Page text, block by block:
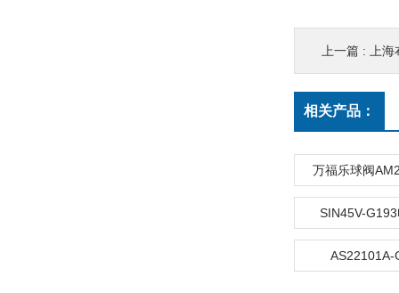
上一篇 : 上
相关产品：
万福乐球阀
SIN45V-
AS22101A-